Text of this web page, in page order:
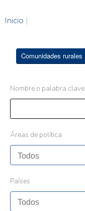
Inicio |
Comunidades rurales
Nombre o palabra clave
Áreas de política
Países